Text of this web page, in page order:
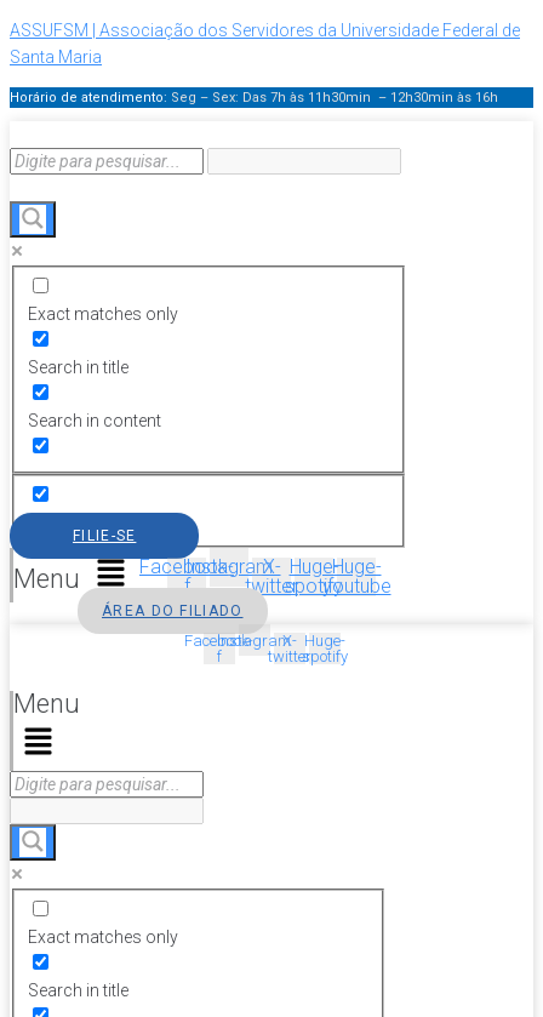
ASSUFSM | Associação dos Servidores da Universidade Federal de
Santa Maria
Horário de atendimento: Seg – Sex: Das 7h às 11h30min – 12h30min às 16h
Exact matches only
Search in title
Search in content
Menu
FILIE-SE
Facebook-
f
InstagramX-
twitter
Huge-
spotify
Huge-
youtube
ÁREA DO FILIADO
Facebook-
f
InstagramX-
twitter
Huge-
spotify
Menu
Exact matches only
Search in title